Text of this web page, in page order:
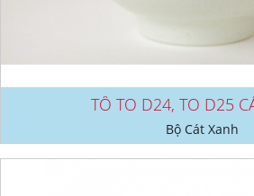
TÔ TO D24, TO D25
Bộ Cát Xanh